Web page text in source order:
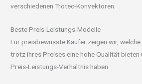
verschiedenen Trotec-Konvektoren.
Beste Preis-Leistungs-Modelle
Für preisbewusste Käufer zeigen wir,
trotz ihres Preises eine hohe Qualität bieten
Preis-Leistungs-Verhältnis haben.